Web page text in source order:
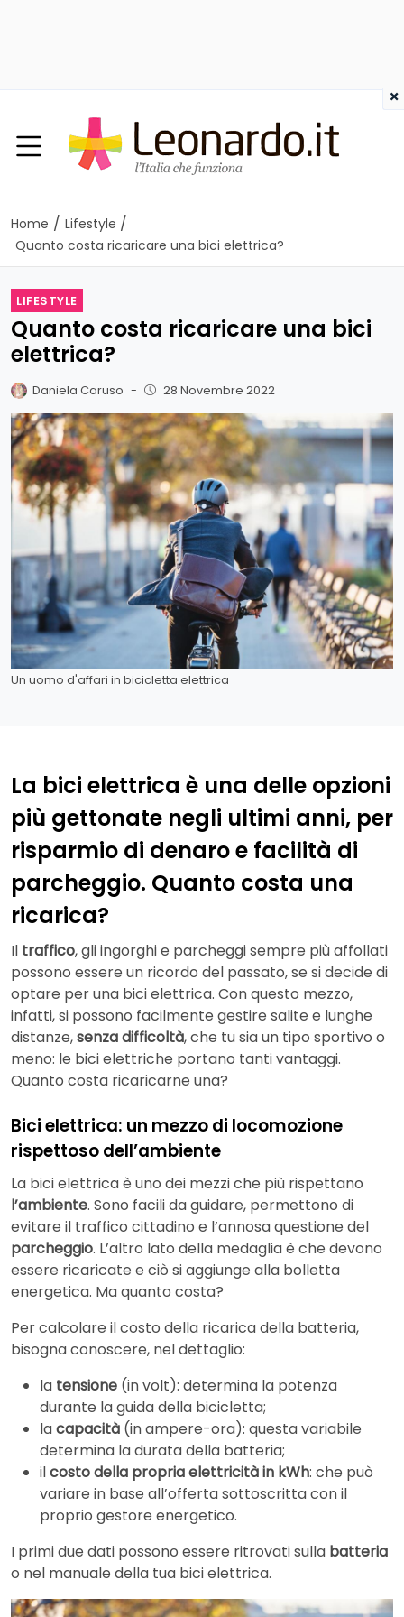
Home / Lifestyle /
Quanto costa ricaricare una bici elettrica?
LIFESTYLE
Quanto costa ricaricare una bici
elettrica?
Daniela Caruso - 28 Novembre 2022
Un uomo d'affari in bicicletta elettrica
La bici elettrica è una delle opzioni
più gettonate negli ultimi anni, per
risparmio di denaro e facilità di
parcheggio. Quanto costa una
ricarica?
Il traffico, gli ingorghi e parcheggi sempre più affollati
possono essere un ricordo del passato, se si decide di
optare per una bici elettrica. Con questo mezzo,
infatti, si possono facilmente gestire salite e lunghe
distanze,senza difficoltà, che tu sia un tipo sportivo o
meno: le bici elettriche portano tanti vantaggi.
Quanto costa ricaricarne una?
Bici elettrica: un mezzo di locomozione
rispettoso dell’ambiente
La bici elettrica è uno dei mezzi che più rispettano
l’ambiente. Sono facili da guidare, permettono di
evitare il traffico cittadino e l’annosa questione del
parcheggio. L’altro lato della medaglia è che devono
essere ricaricate e ciò si aggiunge alla bolletta
energetica. Ma quanto costa?
Per calcolare il costo della ricarica della batteria,
bisogna conoscere, nel dettaglio:
la tensione (in volt): determina la potenza
durante la guida della bicicletta;
lacapacità (in ampere-ora): questa variabile
determina la durata della batteria;
ilcosto della propria elettricità in kWh: che può
variare in base all’offerta sottoscritta con il
proprio gestore energetico.
I primi due dati possono essere ritrovati sulla batteria
o nel manuale della tua bici elettrica.
×